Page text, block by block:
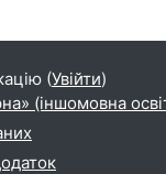
(Увійти)
(іншомовна